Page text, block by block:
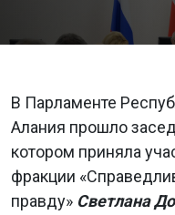
В Парламенте
Алания прошло
котором приняла
фракции
правду» Светлана